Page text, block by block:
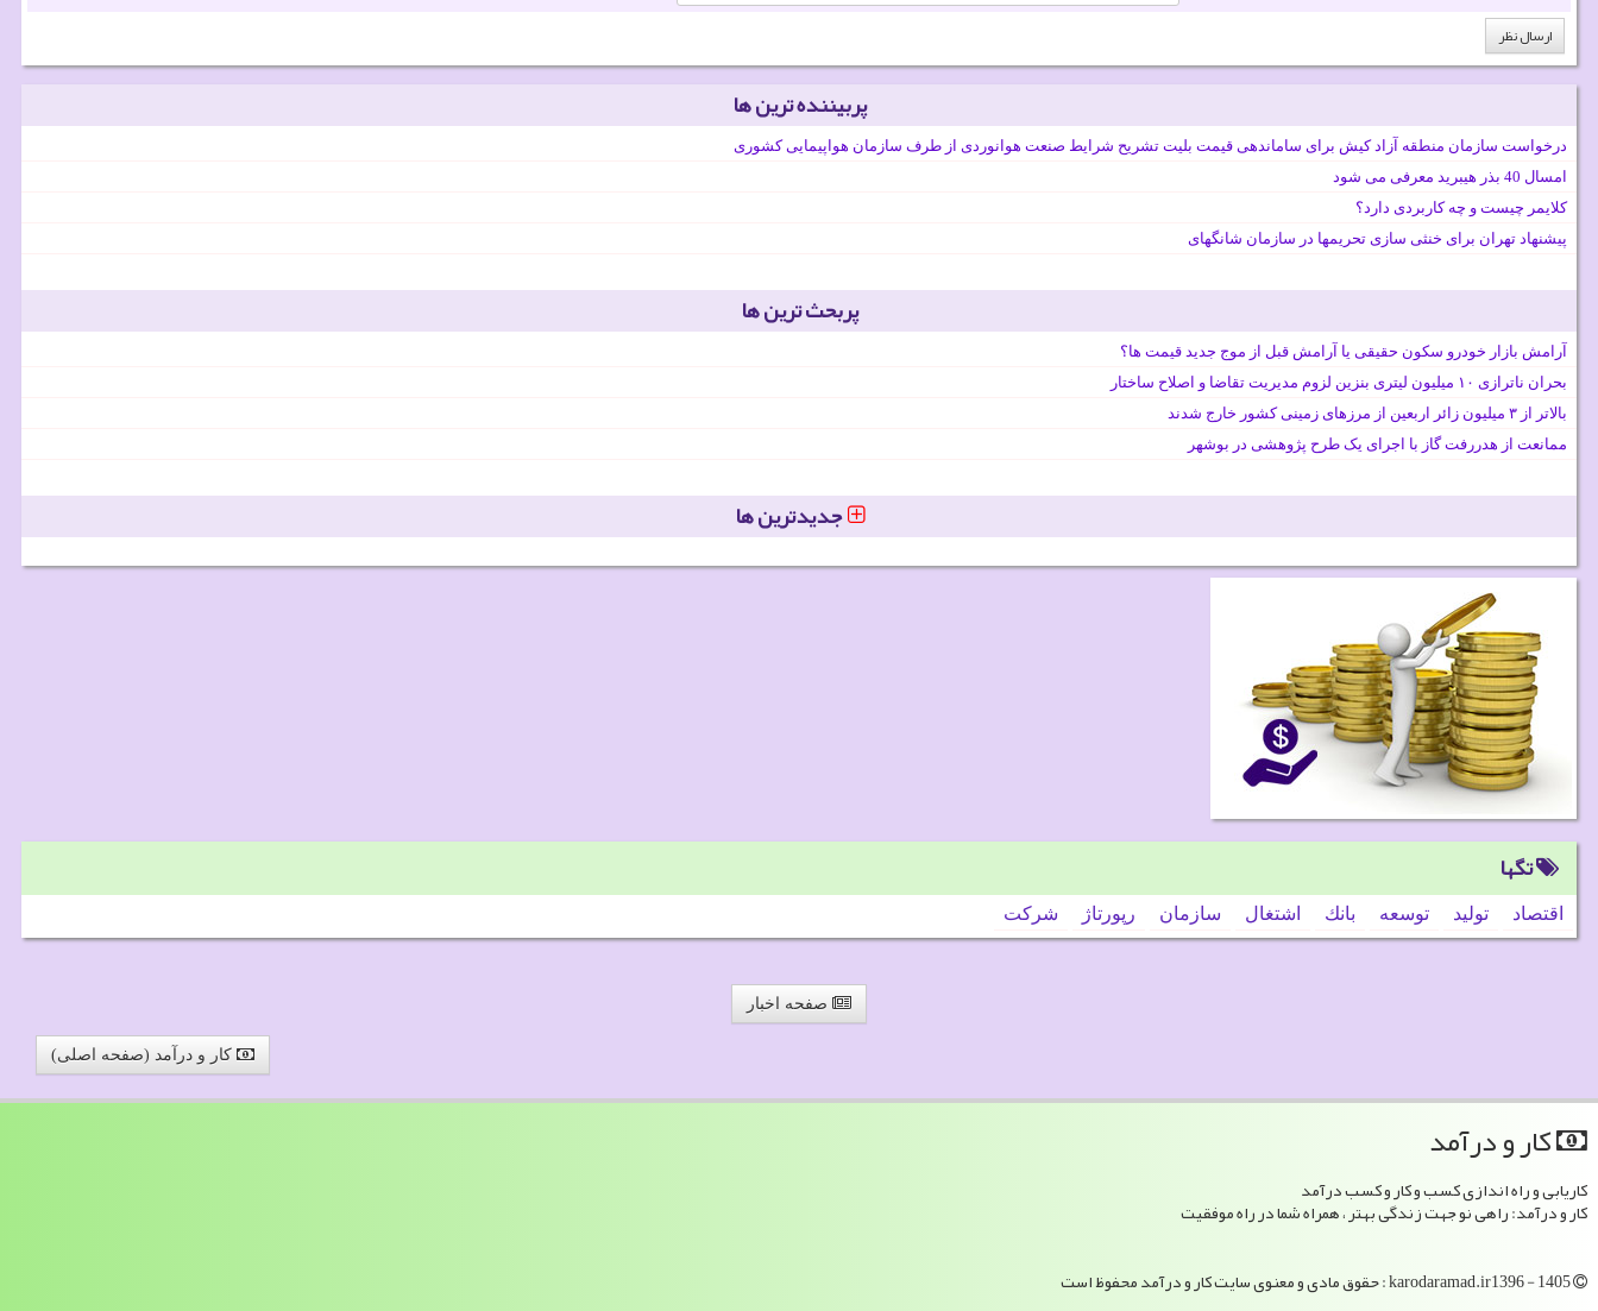
پربیننده ترین ها
درخواست سازمان منطقه آزاد کیش برای ساماندهی قیمت بلیت تشریح شرایط صنعت هوانوردی از طرف سازمان هواپیمایی کشوری
امسال 40 بذر هیبرید معرفی می شود
کلایمر چیست و چه کاربردی دارد؟
پیشنهاد تهران برای خنثی سازی تحریمها در سازمان شانگهای
پربحث ترین ها
آرامش بازار خودرو سکون حقیقی یا آرامش قبل از موج جدید قیمت ها؟
بحران ناترازی ۱۰ میلیون لیتری بنزین لزوم مدیریت تقاضا و اصلاح ساختار
بالاتر از ۳ میلیون زائر اربعین از مرزهای زمینی کشور خارج شدند
ممانعت از هدررفت گاز با اجرای یک طرح پژوهشی در بوشهر
جدیدترین ها
تگها
اقتصاد تولید توسعه بانك اشتغال سازمان رپورتاژ شركت
صفحه اخبار
کار و درآمد (صفحه اصلی)
كار و درآمد
کاریابی و راه اندازی کسب و کار و کسب درآمد
کار و درآمد: راهی نو جهت زندگی بهتر ، همراه شما در راه موفقیت